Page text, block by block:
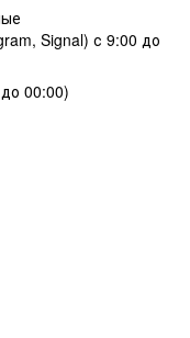
Signal) с 9:00 до
00:00)